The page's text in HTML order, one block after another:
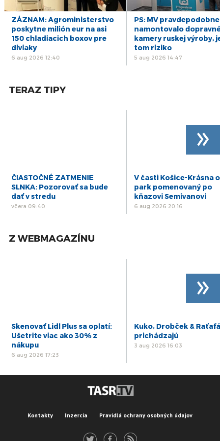
16
júl
ZÁZNAM: R. Kaliňák: MO SR by sa mohlo
postupne začať sťahovať do nového sídla
počas leta
15
júl
ZÁZNAM: R. Takáč: Predseda NKÚ o
korupčných pomeroch v agrorezorte klame,
robí politiku
ZÁZNAM: Agroministerstvo
poskytne milión eur na asi
150 chladiacich boxov pre
diviaky
6 aug 2026 12:40
PS: MV pravdepodobne
namontovalo
kamery ruskej výroby,
tom riziko
5 aug 2026 14:47
TERAZ TIPY
ČIASTOČNÉ ZATMENIE
SLNKA: Pozorovať sa bude
dať v stredu
včera 09:40
V časti Košice-Krásna
park pomenovaný po
kňazovi Semivanovi
6 aug 2026 20:16
»
Z WEBMAGAZÍNU
Skenovať Lidl Plus sa oplatí:
Ušetrite viac ako 30% z
nákupu
6 aug 2026 17:23
Kuko, Drobček &
prichádzajú
3 aug 2026 16:03
»
Kontakty Inzercia Pravidlá ochrany osobných údajov